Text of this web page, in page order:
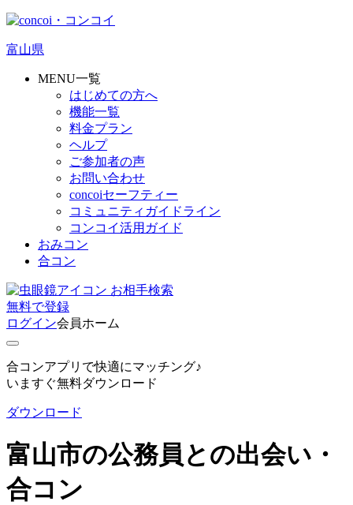
富山県
MENU一覧
はじめての方へ
機能一覧
料金プラン
ヘルプ
ご参加者の声
お問い合わせ
concoiセーフティー
コミュニティガイドライン
コンコイ活用ガイド
おみコン
合コン
お相手検索
無料で登録
ログイン会員ホーム
合コンアプリで快適にマッチング♪
いますぐ無料ダウンロード
ダウンロード
富山市の公務員との出会い・
合コン